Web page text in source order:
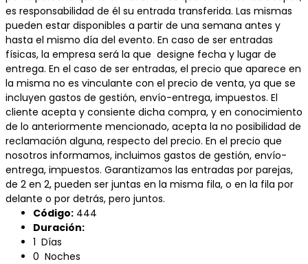
es responsabilidad de él su entrada transferida. Las mismas
pueden estar disponibles a partir de una semana antes y
hasta el mismo día del evento. En caso de ser entradas
físicas, la empresa será la que designe fecha y lugar de
entrega. En el caso de ser entradas, el precio que aparece en
la misma no es vinculante con el precio de venta, ya que se
incluyen gastos de gestión, envío-entrega, impuestos. El
cliente acepta y consiente dicha compra, y en conocimiento
de lo anteriormente mencionado, acepta la no posibilidad de
reclamación alguna, respecto del precio. En el precio que
nosotros informamos, incluimos gastos de gestión, envío-
entrega, impuestos. Garantizamos las entradas por parejas,
de 2 en 2, pueden ser juntas en la misma fila, o en la fila por
delante o por detrás, pero juntos.
Código: 444
Duración:
1 Días
0 Noches